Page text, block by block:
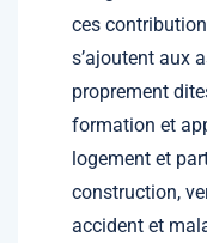
ces
s’ajoutent aux
proprement
formation et
logement et
construction,
accident et